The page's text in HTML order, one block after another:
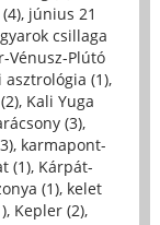
, június 21
csillaga
Vénusz-Plútó
asztrológia (1),
, Kali Yuga
(3),
, karmapont-
(1), Kárpát-
(1), kelet
, Kepler (2),